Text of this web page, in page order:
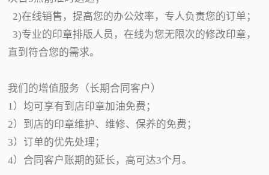
2)在线销售，提高您的办公效率，专人负责您的订单；
3)专业的印章排版人员，在线为您无限次的修改印章，
直到符合您的需求。
我们的增值服务（长期合同客户）
1）均可享有到店印章加油免费；
2）到店的印章维护、维修、保养的免费；
3）订单的优先处理；
4）合同客户账期的延长，高可达3个月。